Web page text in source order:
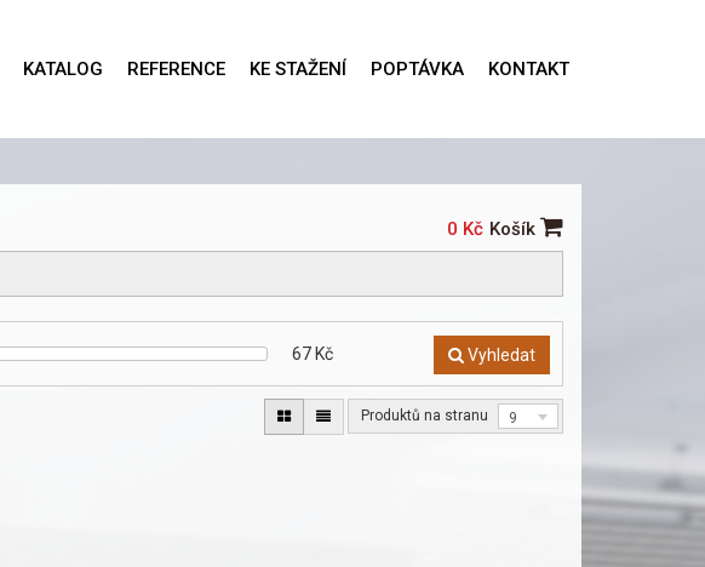
KATALOG REFERENCE KE STAŽENÍ POPTÁVKA KONTAKT
0 Kč Košík
67Kč Vyhledat
Produktů na stranu 9